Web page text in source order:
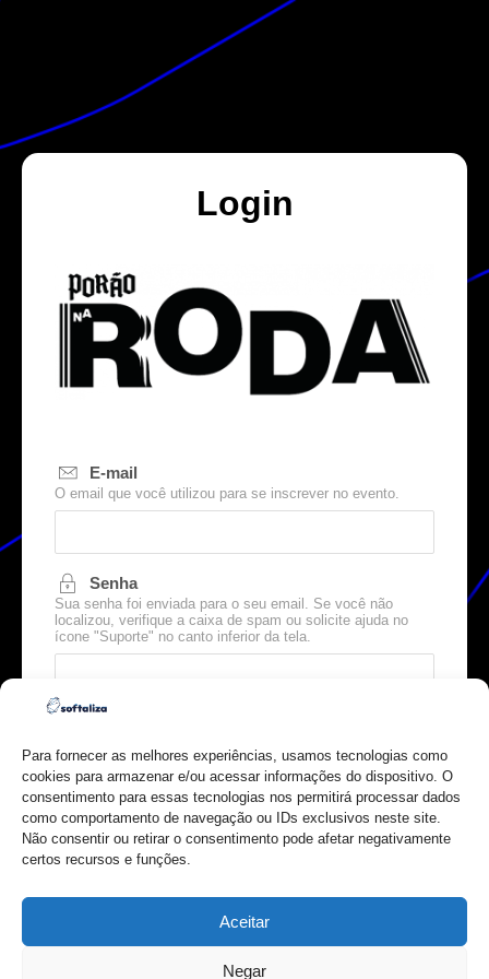
Para fornecer as melhores experiências, usamos tecnologias como
cookies para armazenar e/ou acessar informações do dispositivo. O
consentimento para essas tecnologias nos permitirá processar dados
como comportamento de navegação ou IDs exclusivos neste site.
Não consentir ou retirar o consentimento pode afetar negativamente
certos recursos e funções.
Aceitar
Negar
Login
E-mail
O email que você utilizou para se inscrever no evento.
Senha
Sua senha foi enviada para o seu email. Se você não
localizou, verifique a caixa de spam ou solicite ajuda no
ícone "Suporte" no canto inferior da tela.
Esqueceu sua senha?
Não tenho login e quero me cadastrar